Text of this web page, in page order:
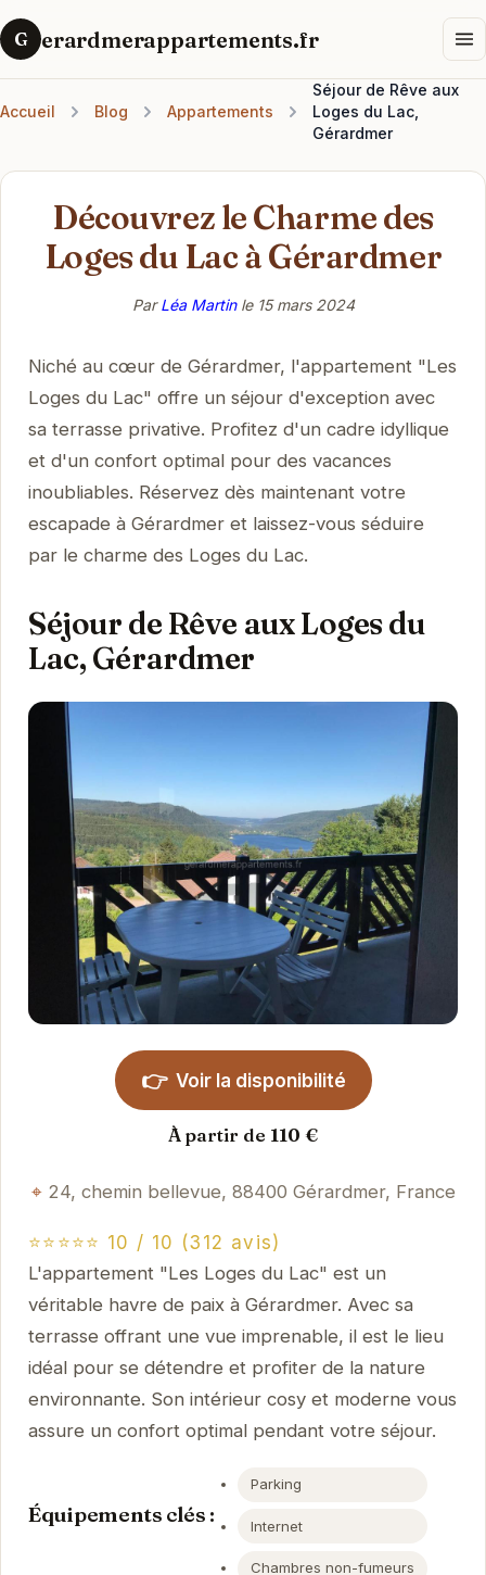
G erardmerappartements.fr
Accueil Blog Appartements
Séjour de Rêve aux
Loges du Lac,
Gérardmer
Découvrez le Charme des
Loges du Lac à Gérardmer
ParLéa Martinle 15 mars 2024
Niché au cœur de Gérardmer, l'appartement "Les
Loges du Lac" offre un séjour d'exception avec
sa terrasse privative. Profitez d'un cadre idyllique
et d'un confort optimal pour des vacances
inoubliables. Réservez dès maintenant votre
escapade à Gérardmer et laissez-vous séduire
par le charme des Loges du Lac.
Séjour de Rêve aux Loges du
Lac, Gérardmer
👉 Voir la disponibilité
À partir de 110 €
24, chemin bellevue, 88400 Gérardmer, France
⭐⭐⭐⭐⭐ 10 / 10 (312 avis)
L'appartement "Les Loges du Lac" est un
véritable havre de paix à Gérardmer. Avec sa
terrasse offrant une vue imprenable, il est le lieu
idéal pour se détendre et profiter de la nature
environnante. Son intérieur cosy et moderne vous
assure un confort optimal pendant votre séjour.
Équipements clés :
Parking
Internet
Chambres non-fumeurs